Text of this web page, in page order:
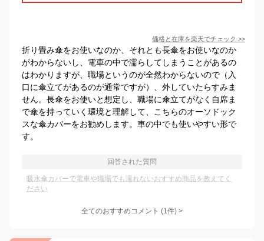
価格と在庫を楽天でチェック >>
折り畳み傘をお使いなのか、それとも長傘をお使いなのか
がわからないし、電車の中で濡らしてしまうことがあるの
はわかりますが、職場というのが全然わからないので（入
口に傘立てがあるのが通常ですが）、外していたらすみま
せん。長傘をお使いと想定し、職場に傘立てがなく自席ま
で傘を持っていく環境と理解して、こちらのオーソドック
スな傘カバーをお勧めします。車の中でも使いやすい形で
す。
回答された質問
吸水傘カバーで電車や職場でも濡れないおすすめ商品を教えてく
ださい
全てのおすすめコメント (1件) >